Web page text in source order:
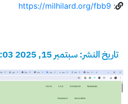
:
https://milhilard.org/fbb9
تاريخ النشر: سبتمبر 15, 2025 5:03 م